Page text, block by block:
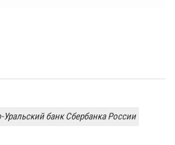
Уральский банк Сбербанка России